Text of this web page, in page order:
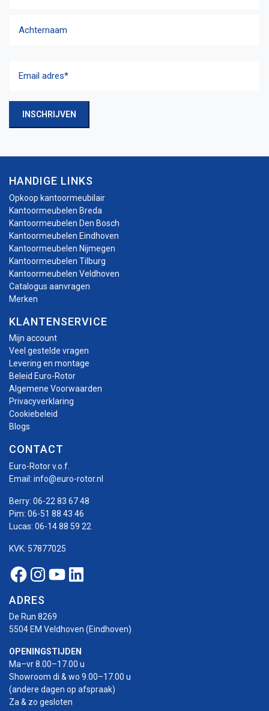
adres(Vereist)
INSCHRIJVEN
HANDIGE LINKS
Opkoop kantoormeubilair
Kantoormeubelen Breda
Kantoormeubelen Den Bosch
Kantoormeubelen Eindhoven
Kantoormeubelen Nijmegen
Kantoormeubelen Tilburg
Kantoormeubelen Veldhoven
Catalogus aanvragen
Merken
KLANTENSERVICE
Mijn account
Veel gestelde vragen
Levering en montage
Beleid Euro-Rotor
Algemene Voorwaarden
Privacyverklaring
Cookiebeleid
Blogs
CONTACT
Euro-Rotor v.o.f.
Email: info@euro-rotor.nl
Berry: 06-22 83 67 48
Pim: 06-51 88 43 46
Lucas: 06-14 88 59 22
KVK: 57877025
Facebook Euro-rotor
Instagram Euro-rotor
Youtube Euro-rotor
Linkedin Euro-rotor
ADRES
De Run 8269
5504 EM Veldhoven (Eindhoven)
OPENINGSTIJDEN
Ma–vr 8.00–17.00 u
Showroom di & wo 9.00–17.00 u
(andere dagen op afspraak)
Za & zo gesloten